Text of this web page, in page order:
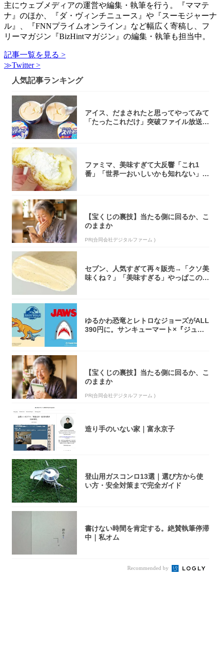
主にウェブメディアの運営や編集・執筆を行う。『ママテ
ナ』のほか、『ダ・ヴィンチニュース』や『スーモジャーナ
ル』、『FNNプライムオンライン』など幅広く寄稿し、フ
リーマガジン『BizHintマガジン』の編集・執筆も担当中。
記事一覧を見る >
≫Twitter >
人気記事ランキング
アイス、だまされたと思ってやってみて
「たったこれだけ」突破ファイル放送で
ファミマ、美味すぎて大反響「これ1
番」「世界一おいしいかも知れない」
【宝くじの裏技】当たる側に回るか、こ
のままか
PR(合同会社デジタルファーム )
セブン、人気すぎて再々販売→「クソ美
味くね？」「美味すぎる」やっぱこのク
ゆるかわ恐竜とレトロなジョーズがALL
390円に。サンキューマート×『ジュラ
【宝くじの裏技】当たる側に回るか、こ
のままか
PR(合同会社デジタルファーム )
造り手のいない家｜富永京子
登山用ガスコンロ13選｜選び方から使
い方・安全対策まで完全ガイド
書けない時間を肯定する。絶賛執筆停滞
中｜私オム
Recommended by